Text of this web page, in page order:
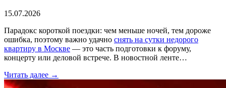
15.07.2026
Парадокс короткой поездки: чем меньше ночей, тем дороже
ошибка, поэтому важно удачно снять на сутки недорого
квартиру в Москве — это часть подготовки к форуму,
концерту или деловой встрече. В новостной ленте…
Читать далее →